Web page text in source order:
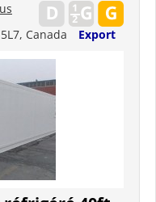
Canada Export